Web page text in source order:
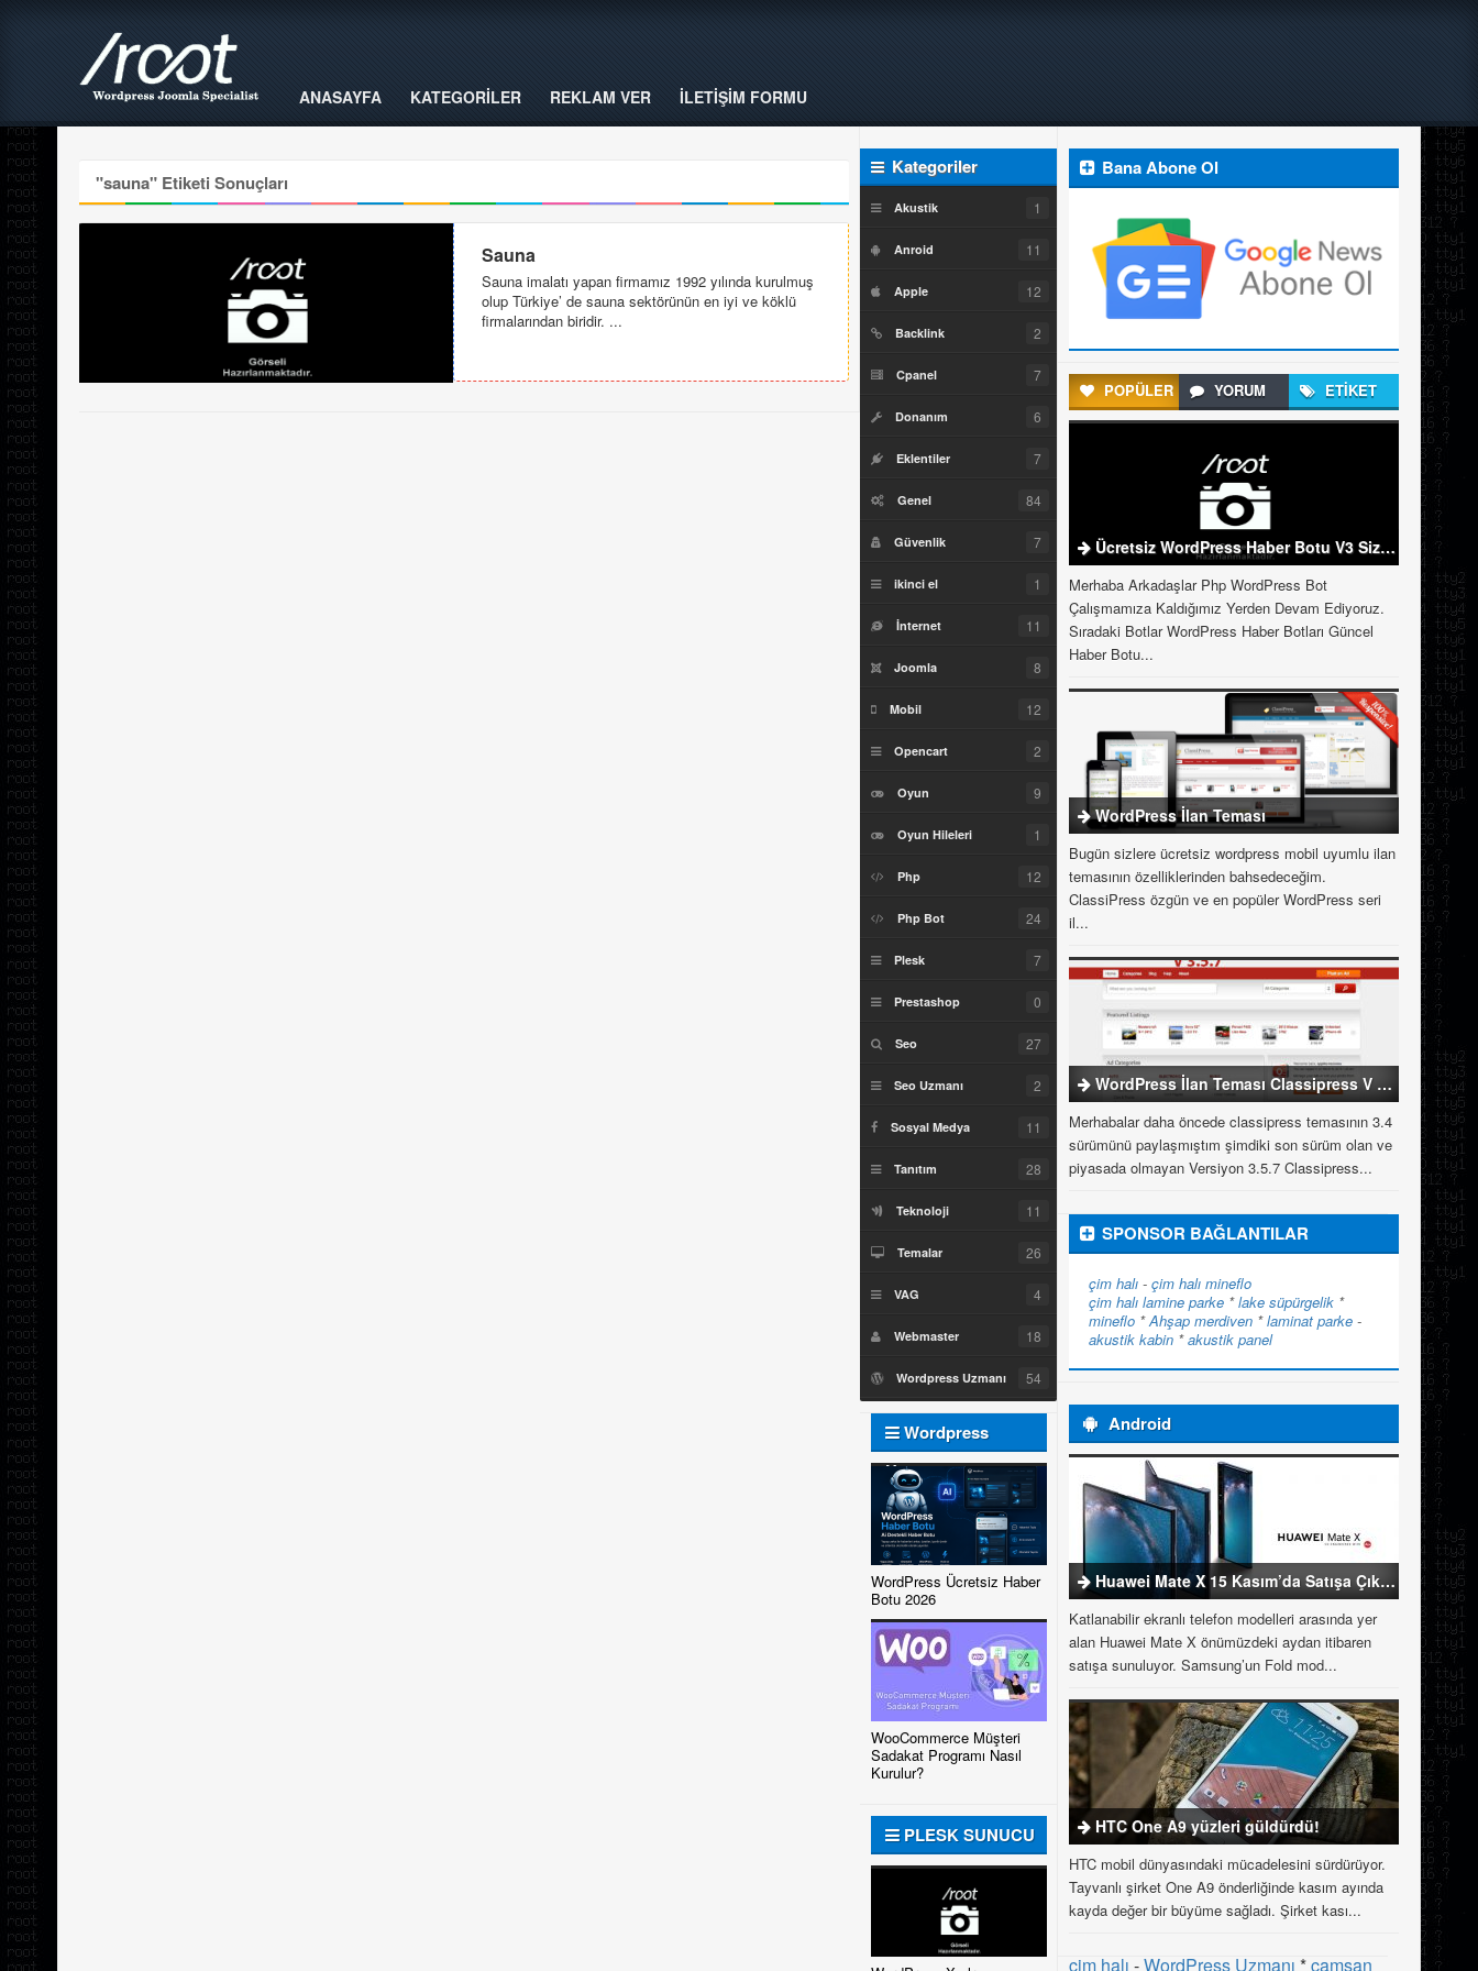
ANASAYFA KATEGORİLER REKLAM VER İLETİŞİM FORMU
"sauna" Etiketi Sonuçları
Sauna
Sauna imalatı yapan firmamız 1992 yılında kurulmuş
olup Türkiye’ de sauna sektörünün en iyi ve köklü
firmalarından biridir. ...
Kategoriler
Akustik 1
Anroid 11
Apple 12
Backlink 2
Cpanel 7
Donanım 6
Eklentiler 7
Genel 84
Güvenlik 7
ikinci el 1
İnternet 11
Joomla 8
Mobil 12
Opencart 2
Oyun 9
Oyun Hileleri 1
Php 12
Php Bot 24
Plesk 7
Prestashop 0
Seo 27
Seo Uzmanı 2
Sosyal Medya 11
Tanıtım 28
Teknoloji 11
Temalar 26
VAG 4
Webmaster 18
Wordpress Uzmanı 54
Wordpress
Uzmanı
WordPress Ücretsiz Haber
Botu 2026
WooCommerce Müşteri
Sadakat Programı Nasıl
Kurulur?
PLESK SUNUCU
Bana Abone Ol
POPÜLER YORUM ETİKET
Ücretsiz WordPress Haber Botu V3 Sizlerle
Merhaba Arkadaşlar Php WordPress Bot
Çalışmamıza Kaldığımız Yerden Devam Ediyoruz.
Sıradaki Botlar WordPress Haber Botları Güncel
Haber Botu...
WordPress İlan Teması
Bugün sizlere ücretsiz wordpress mobil uyumlu ilan
temasının özelliklerinden bahsedeceğim.
ClassiPress özgün ve en popüler WordPress seri
il...
WordPress İlan Teması Classipress V 3.5.7
Merhabalar daha öncede classipress temasının 3.4
sürümünü paylaşmıştım şimdiki son sürüm olan ve
piyasada olmayan Versiyon 3.5.7 Classipress...
SPONSOR BAĞLANTILAR
çim halı - çim halı mineflo
çim halı lamine parke *lake süpürgelik *
mineflo *Ahşap merdiven *laminat parke -
akustik kabin *akustik panel
Android
Huawei Mate X 15 Kasım’da Satışa Çıkıyor
Katlanabilir ekranlı telefon modelleri arasında yer
alan Huawei Mate X önümüzdeki aydan itibaren
satışa sunuluyor. Samsung’un Fold mod...
HTC One A9 yüzleri güldürdü!
HTC mobil dünyasındaki mücadelesini sürdürüyor.
Tayvanlı şirket One A9 önderliğinde kasım ayında
kayda değer bir büyüme sağladı. Şirket kası...
çim halı -WordPress Uzmanı *çamsan